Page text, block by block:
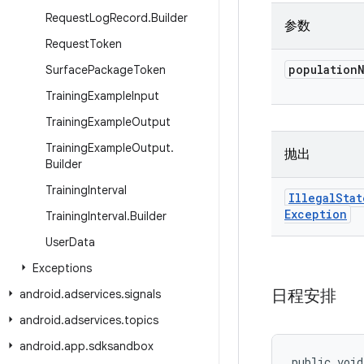
RequestLogRecord.Builder
RequestToken
SurfacePackageToken
TrainingExampleInput
TrainingExampleOutput
TrainingExampleOutput.
Builder
TrainingInterval
TrainingInterval.Builder
UserData
Exceptions
android.adservices.signals
android.adservices.topics
android.app.sdksandbox
参数
population
抛出
Illegal
Exception
日程安排